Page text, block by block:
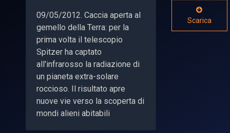
09/05/2012. Caccia aperta al
gemello della Terra: per la
prima volta il telescopio
Spitzer ha captato
all'infrarosso la radiazione di
un pianeta extra-solare
roccioso. Il risultato apre
nuove vie verso la scoperta di
mondi alieni abitabili
Scarica